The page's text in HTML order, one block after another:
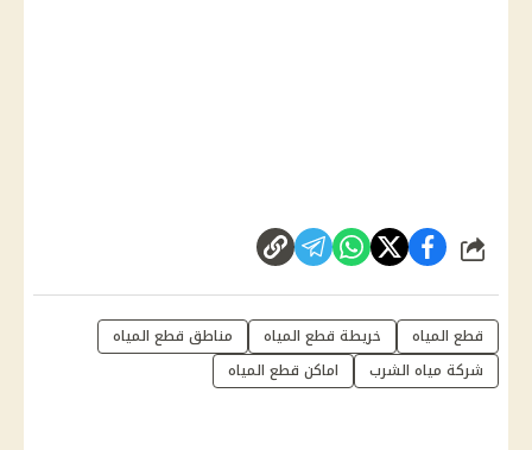
شارك
قطع المياه خريطة قطع المياه
مناطق قطع المياه
شركة مياه الشرب
اماكن قطع المياه